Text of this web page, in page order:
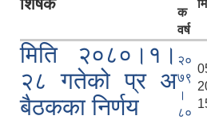
क
वर्ष
मिति २०८०।१।
२८ गतेको प्र अ
बैठकका निर्णय
२०
७९
।
८०